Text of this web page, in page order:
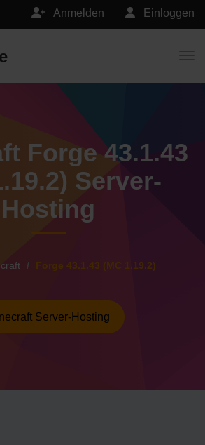
Einloggen
Anmelden
Forge 43.1.43
Server-
Hosting
Forge 43.1.43 (MC 1.19.2)
Server-Hosting